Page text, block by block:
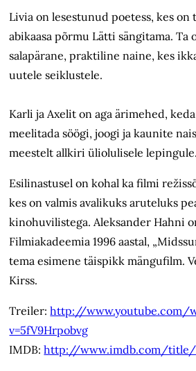
Livia on lesestunud poetess, kes
abikaasa põrmu Lätti sängitama. Ta
salapärane, praktiline naine, kes
uutele seiklustele.
Karli ja Axelit on aga ärimehed,
meelitada söögi, joogi ja kaunite
meestelt allkiri üliolulisele lepingule.
Esilinastusel on kohal ka filmi
kes on valmis avalikuks aruteluks
kinohuvilistega. Aleksander Hahni
Filmiakadeemia 1996 aastal,
tema esimene täispikk mängufilm.
Kirss.
Treiler:http://www.youtube.com/
v=5fV9Hrpobvg
IMDB:http://www.imdb.com/